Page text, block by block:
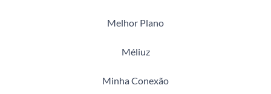
Melhor Plano
Méliuz
Minha Conexão